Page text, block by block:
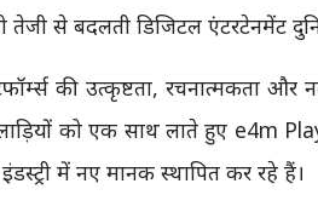
से बदलती डिजिटल एंटरटेनमेंट
की उत्कृष्टता, रचनात्मकता और
को एक साथ लाते हुए e4m
में नए मानक स्थापित कर रहे हैं।